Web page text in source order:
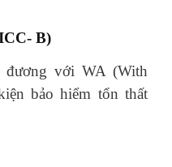
B)
đương với WA (With
bảo hiểm tổn thất